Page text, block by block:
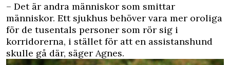
– Det är andra människor som smittar
människor. Ett sjukhus behöver vara mer oroliga
för de tusentals personer som rör sig i
korridorerna, i stället för att en assistanshund
skulle gå där, säger Agnes.